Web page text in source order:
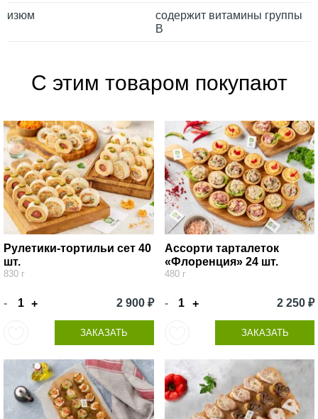
изюм
содержит витамины группы
В
С этим товаром покупают
Рулетики-тортильи сет 40
шт.
830 г
- + 2 900 ₽
ЗАКАЗАТЬ
Ассорти тарталеток
«Флоренция» 24 шт.
480 г
- + 2 250 ₽
ЗАКАЗАТЬ